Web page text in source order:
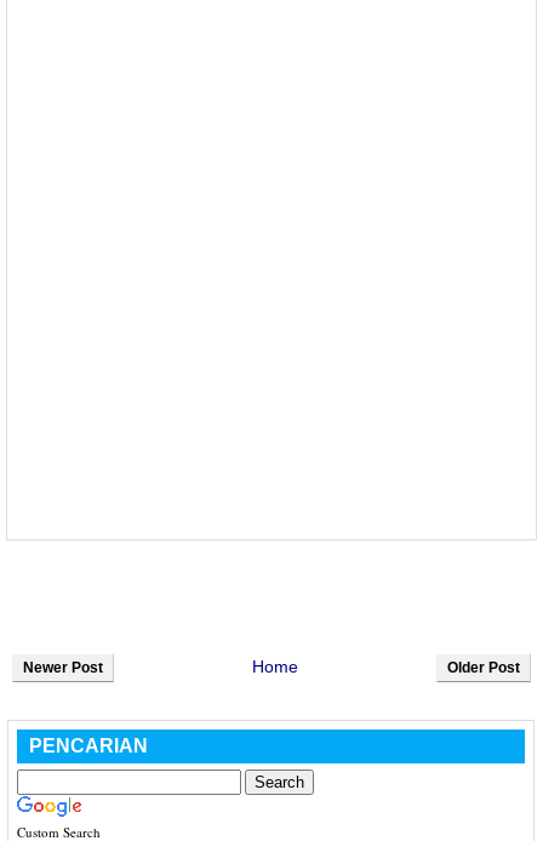
Newer Post Older Post
Home
PENCARIAN
Custom Search